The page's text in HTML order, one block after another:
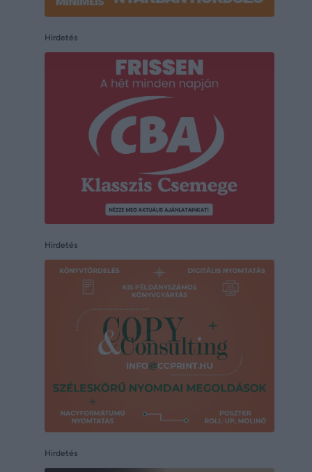
Hirdetés
Hirdetés
Hirdetés